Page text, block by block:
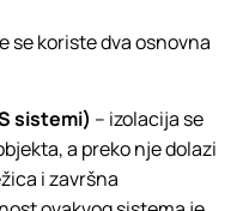
se koriste dva osnovna
sistemi) – izolacija se
a preko nje dolazi
i završna